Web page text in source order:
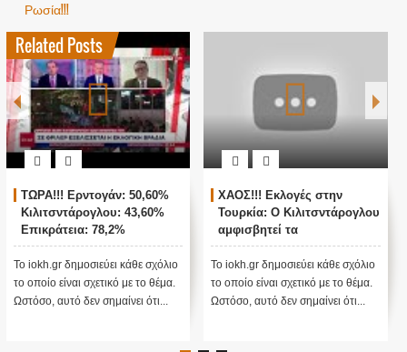
Ρωσία!!!
Related Posts
50,60%
43,60%
78,2%
κάθε σχόλιο
σχετικό με το θέμα.
δεν σημαίνει ότι...
ΧΑΟΣ!!! Εκλογές στην
Τουρκία: Ο Κιλιτσντάρογλου
αμφισβητεί τα
αποτελέσματα θα γίνουν
ενστάσεις...
Το iokh.gr δημοσιεύει κάθε σχόλιο
το οποίο είναι σχετικό με το θέμα.
Ωστόσο, αυτό δεν σημαίνει ότι...
ΑΓΚΥΡΑ
Το iokh.gr
το οποίο
Ωστόσο,